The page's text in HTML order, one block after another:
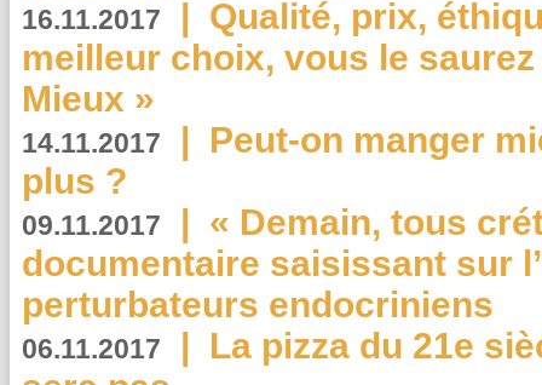
16.11.2017 | Qualité, prix,
meilleur choix, vous le
Mieux »
14.11.2017 | Peut-on manger
plus ?
09.11.2017 | « Demain, tous
documentaire saisissant sur
perturbateurs endocriniens
06.11.2017 | La pizza du 21e